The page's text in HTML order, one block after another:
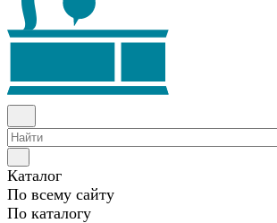
Каталог
По всему сайту
По каталогу